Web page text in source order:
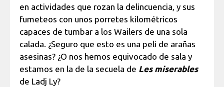
en actividades que rozan la delincuencia, y sus
fumeteos con unos porretes kilométricos
capaces de tumbar a los Wailers de una sola
calada. ¿Seguro que esto es una peli de arañas
asesinas? ¿O nos hemos equivocado de sala y
estamos en la de la secuela de Les miserables
de Ladj Ly?